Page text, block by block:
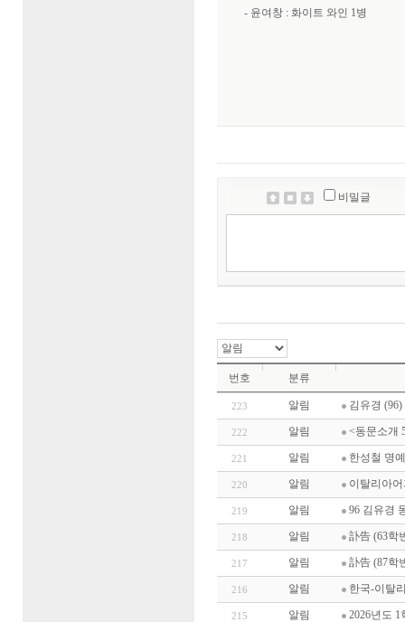
- 윤여창 : 화이트 와인 1병
비밀글
번호 분류
223 알림 김유경
222 알림 <동문소개
221 알림 한성철 명
220 알림 이탈리아
219 알림 96 김유경
218 알림 訃告 (63학
217 알림 訃告 (87학
216 알림 한국-이탈
215 알림 2026년도